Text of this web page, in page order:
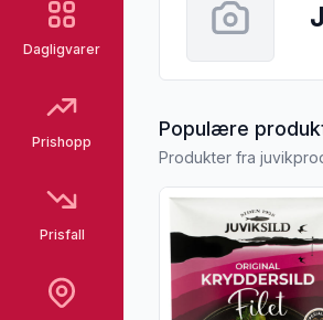
Dagligvarer
Prishopp
Prisfall
Populære
Produkter fra
Vis flere detaljer